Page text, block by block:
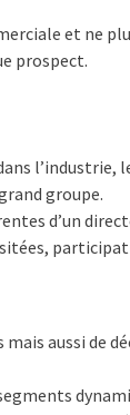
et ne
prospect.
l’industrie,
groupe.
d’un
aussi de